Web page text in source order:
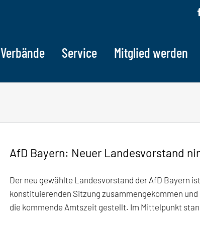
Verbände Service Mitglied werden
AfD Bayern: Neuer Landesvorstand
Der neu gewählte Landesvorstand der AfD Bayern
konstituierenden Sitzung zusammengekommen
die kommende Amtszeit gestellt. Im Mittelpunkt